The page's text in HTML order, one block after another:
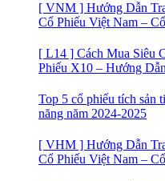
[ VNM ] Hướng Dẫn
Cổ Phiếu Việt Nam – Cổ
[ L14 ] Cách Mua Siêu
Phiếu X10 – Hướng Dẫn
Cổ phiếu BĐS Licogi 14
Top 5 cổ phiếu tích sản
năng năm 2024-2025
[ VHM ] Hướng Dẫn
Cổ Phiếu Việt Nam – Cổ